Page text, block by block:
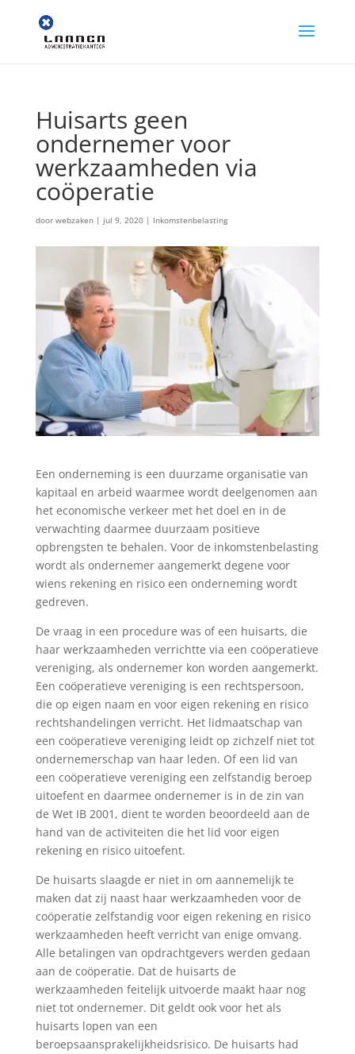
Huisarts geen
ondernemer voor
werkzaamheden via
coöperatie
door webzaken| jul 9, 2020| Inkomstenbelasting
Een onderneming is een duurzame organisatie van
kapitaal en arbeid waarmee wordt deelgenomen aan
het economische verkeer met het doel en in de
verwachting daarmee duurzaam positieve
opbrengsten te behalen. Voor de inkomstenbelasting
wordt als ondernemer aangemerkt degene voor
wiens rekening en risico een onderneming wordt
gedreven.
De vraag in een procedure was of een huisarts, die
haar werkzaamheden verrichtte via een coöperatieve
vereniging, als ondernemer kon worden aangemerkt.
Een coöperatieve vereniging is een rechtspersoon,
die op eigen naam en voor eigen rekening en risico
rechtshandelingen verricht. Het lidmaatschap van
een coöperatieve vereniging leidt op zichzelf niet tot
ondernemerschap van haar leden. Of een lid van
een coöperatieve vereniging een zelfstandig beroep
uitoefent en daarmee ondernemer is in de zin van
de Wet IB 2001, dient te worden beoordeeld aan de
hand van de activiteiten die het lid voor eigen
rekening en risico uitoefent.
De huisarts slaagde er niet in om aannemelijk te
maken dat zij naast haar werkzaamheden voor de
coöperatie zelfstandig voor eigen rekening en risico
werkzaamheden heeft verricht van enige omvang.
Alle betalingen van opdrachtgevers werden gedaan
aan de coöperatie. Dat de huisarts de
werkzaamheden feitelijk uitvoerde maakt haar nog
niet tot ondernemer. Dit geldt ook voor het als
huisarts lopen van een
beroepsaansprakelijkheidsrisico. De huisarts had